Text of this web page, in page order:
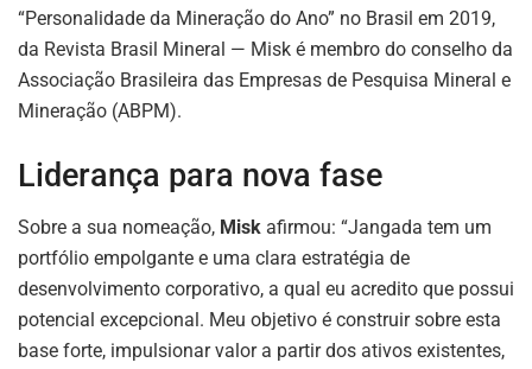
“Personalidade da Mineração do Ano” no Brasil em 2019,
da Revista Brasil Mineral — Misk é membro do conselho da
Associação Brasileira das Empresas de Pesquisa Mineral e
Mineração (ABPM).
Liderança para nova fase
Sobre a sua nomeação, Misk afirmou: “Jangada tem um
portfólio empolgante e uma clara estratégia de
desenvolvimento corporativo, a qual eu acredito que possui
potencial excepcional. Meu objetivo é construir sobre esta
base forte, impulsionar valor a partir dos ativos existentes,